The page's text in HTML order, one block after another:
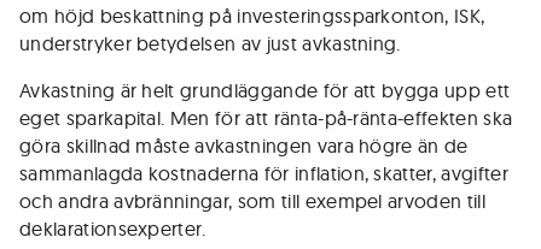
om höjd beskattning på investeringssparkonton, ISK,
understryker betydelsen av just avkastning.
Avkastning är helt grundläggande för att bygga upp ett
eget sparkapital. Men för att ränta-på-ränta-effekten ska
göra skillnad måste avkastningen vara högre än de
sammanlagda kostnaderna för inflation, skatter, avgifter
och andra avbränningar, som till exempel arvoden till
deklarationsexperter.